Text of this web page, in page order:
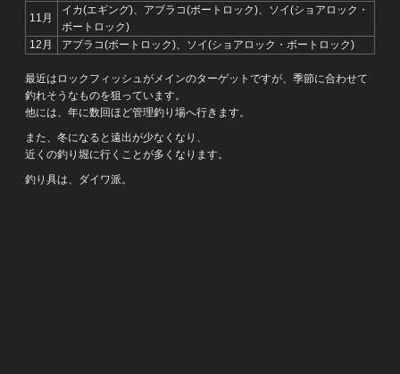
11月
イカ(エギング)、アブラコ(ボートロック)、ソイ(ショアロック・
ボートロック)
12月
アブラコ(ボートロック)、ソイ(ショアロック・ボートロック)
最近はロックフィッシュがメインのターゲットですが、季節に合わせて
釣れそうなものを狙っています。
他には、年に数回ほど管理釣り場へ行きます。
また、冬になると遠出が少なくなり、
近くの釣り堀に行くことが多くなります。
釣り具は、ダイワ派。